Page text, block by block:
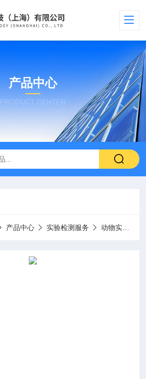
产品中心
PRODUCT CENTER
产品中心 实验检测服务 动物实验